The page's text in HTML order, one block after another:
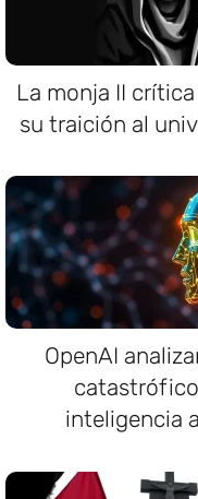
La monja II
su traición al
OpenAI
inteligencia